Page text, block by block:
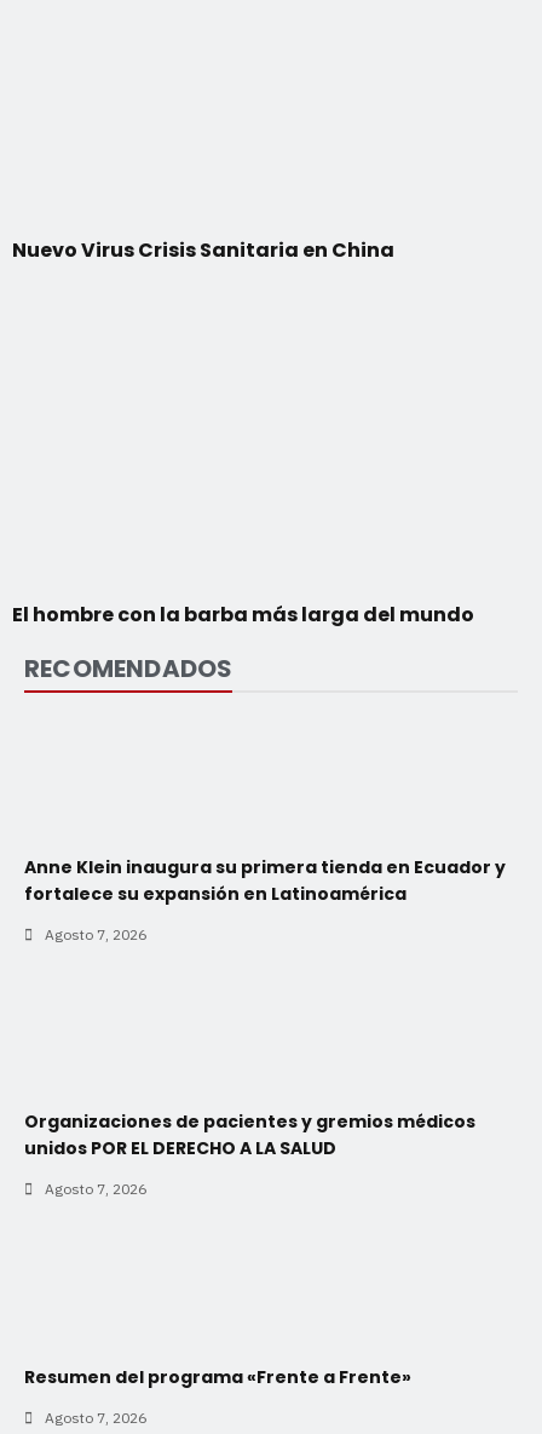
Nuevo Virus Crisis Sanitaria en China
El hombre con la barba más larga del mundo
RECOMENDADOS
Anne Klein inaugura su primera tienda en Ecuador y
fortalece su expansión en Latinoamérica
Agosto 7, 2026
Organizaciones de pacientes y gremios médicos
unidos POR EL DERECHO A LA SALUD
Agosto 7, 2026
Resumen del programa «Frente a Frente»
Agosto 7, 2026